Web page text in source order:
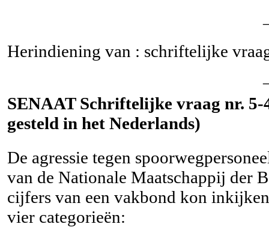
Herindiening van : schriftelijke
SENAAT Schriftelijke vraag nr. 5-
gesteld in het Nederlands)
De agressie tegen
van de Nationale Maatschappij der
cijfers van een vakbond kon
vier categorieën: